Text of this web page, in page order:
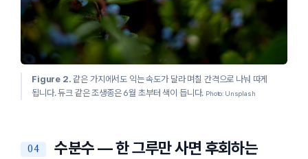
Figure 2. 같은 가지에서도 익는 속도가 달라 며칠 간격으로 나눠 따게
됩니다. 듀크 같은 조생종은 6월 초부터 색이 듭니다. Photo: Unsplash
수분수 — 한 그루만 사면 후회하는